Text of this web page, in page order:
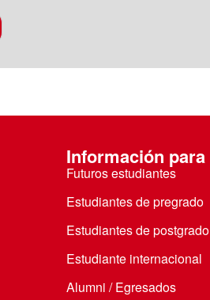
Información para
Futuros estudiantes
Estudiantes de pregrado
Estudiantes de postgrado
Estudiante internacional
Alumni / Egresados